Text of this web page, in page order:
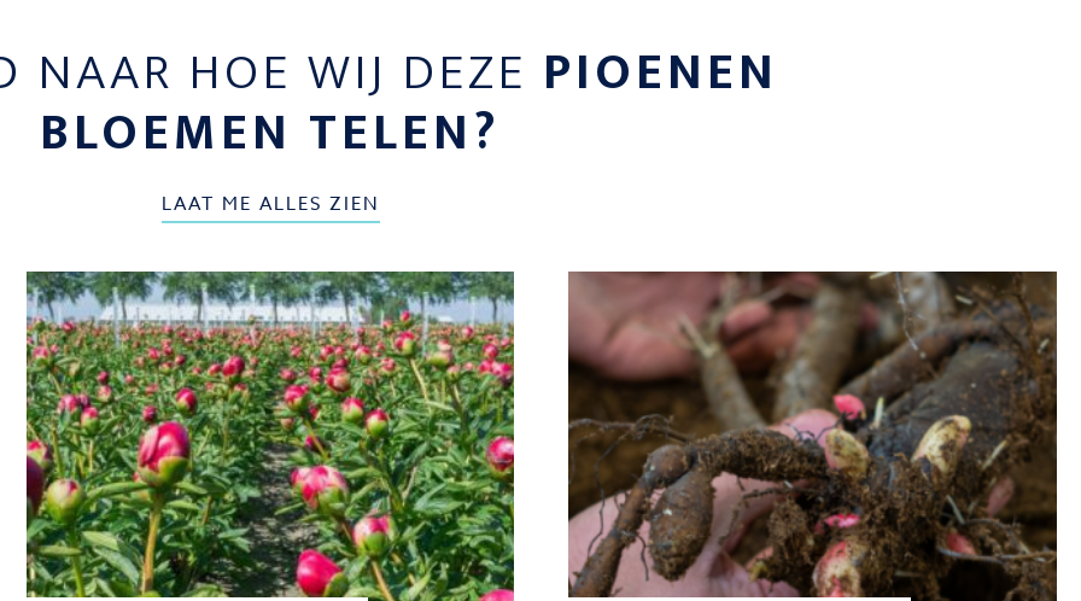
NAAR HOE WIJ DEZE PIOENEN
BLOEMEN TELEN?
LAAT ME ALLES ZIEN